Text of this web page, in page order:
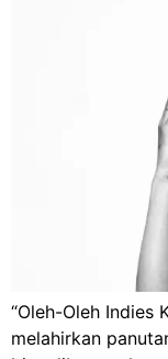
“Oleh-Oleh Indies
melahirkan